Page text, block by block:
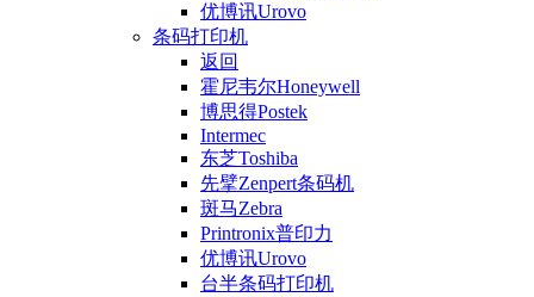
优博讯Urovo
条码打印机
返回
霍尼韦尔Honeywell
博思得Postek
Intermec
东芝Toshiba
先擘Zenpert条码机
斑马Zebra
Printronix普印力
优博讯Urovo
台半条码打印机